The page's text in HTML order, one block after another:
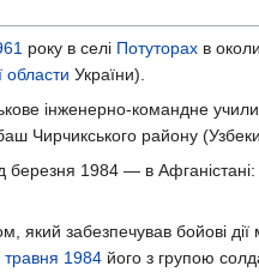
року в селі Потуторах в
области України).
інженерно-командне
Чирчикського району
1984 — в
забезпечував бойові дії
травня 1984 його з групою